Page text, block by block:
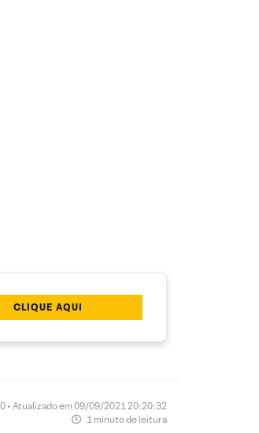
CLIQUE AQUI
• Atualizado em 09/09/2021 20:20:32
1 minuto de leitura